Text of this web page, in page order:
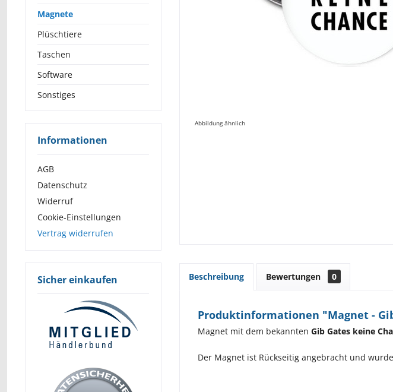
Magnete
Plüschtiere
Taschen
Software
Sonstiges
Informationen
AGB
Datenschutz
Widerruf
Cookie-Einstellungen
Vertrag widerrufen
Sicher einkaufen
Abbildung ähnlich
Beschreibung Bewertungen 0
Produktinformationen "Magnet -
Magnet mit dem bekannten Gib Gates keine
Der Magnet ist Rückseitig angebracht und